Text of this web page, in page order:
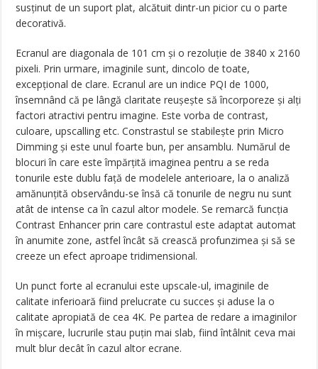
susținut de un suport plat, alcătuit dintr-un picior cu o parte
decorativă.
Ecranul are diagonala de 101 cm și o rezoluție de 3840 x 2160
pixeli. Prin urmare, imaginile sunt, dincolo de toate,
excepțional de clare. Ecranul are un indice PQI de 1000,
însemnând că pe lângă claritate reușește să încorporeze și alți
factori atractivi pentru imagine. Este vorba de contrast,
culoare, upscalling etc. Constrastul se stabilește prin Micro
Dimming și este unul foarte bun, per ansamblu. Numărul de
blocuri în care este împărțită imaginea pentru a se reda
tonurile este dublu față de modelele anterioare, la o analiză
amănunțită observându-se însă că tonurile de negru nu sunt
atât de intense ca în cazul altor modele. Se remarcă funcția
Contrast Enhancer prin care contrastul este adaptat automat
în anumite zone, astfel încât să crească profunzimea și să se
creeze un efect aproape tridimensional.
Un punct forte al ecranului este upscale-ul, imaginile de
calitate inferioară fiind prelucrate cu succes și aduse la o
calitate apropiată de cea 4K. Pe partea de redare a imaginilor
în mișcare, lucrurile stau puțin mai slab, fiind întâlnit ceva mai
mult blur decât în cazul altor ecrane.